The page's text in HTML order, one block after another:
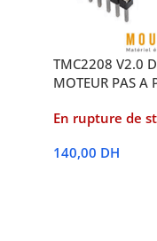
TMC2208 V2.0
MOTEUR PAS A
En rupture de
140,00 DH